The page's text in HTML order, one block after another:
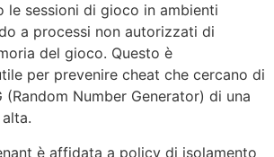
le sessioni di gioco in ambienti
a processi non autorizzati di
del gioco. Questo è
per prevenire cheat che cercano di
(Random Number Generator) di una
è affidata a policy di isolamento